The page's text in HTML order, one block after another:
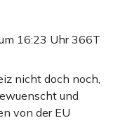
16:23 Uhr366T
nicht doch noch,
und
von der EU